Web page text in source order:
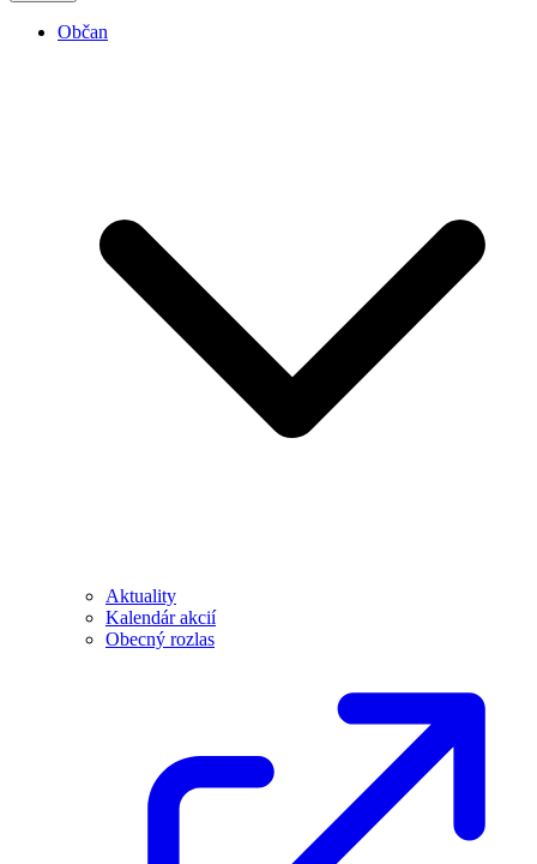
Občan
Aktuality
Kalendár akcií
Obecný rozlas